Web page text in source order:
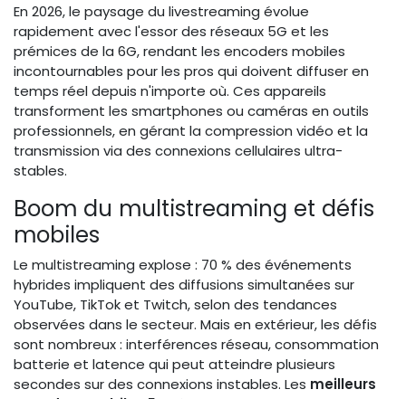
En 2026, le paysage du livestreaming évolue
rapidement avec l'essor des réseaux 5G et les
prémices de la 6G, rendant les encoders mobiles
incontournables pour les pros qui doivent diffuser en
temps réel depuis n'importe où. Ces appareils
transforment les smartphones ou caméras en outils
professionnels, en gérant la compression vidéo et la
transmission via des connexions cellulaires ultra-
stables.
Boom du multistreaming et défis
mobiles
Le multistreaming explose : 70 % des événements
hybrides impliquent des diffusions simultanées sur
YouTube, TikTok et Twitch, selon des tendances
observées dans le secteur. Mais en extérieur, les défis
sont nombreux : interférences réseau, consommation
batterie et latence qui peut atteindre plusieurs
secondes sur des connexions instables. Les meilleurs